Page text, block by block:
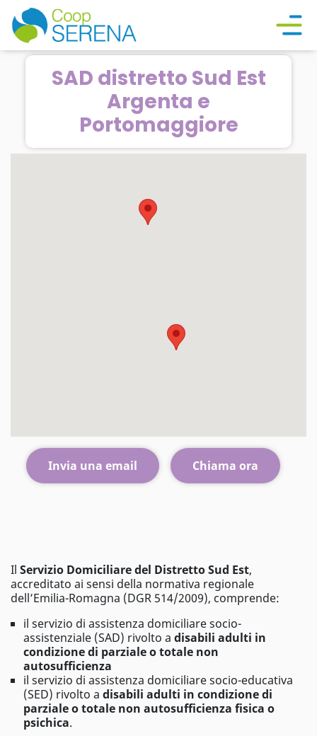
SAD distretto Sud Est
Argenta e
Portomaggiore
Invia una email Chiama ora
Il Servizio Domiciliare del Distretto Sud Est,
accreditato ai sensi della normativa regionale
dell’Emilia-Romagna (DGR 514/2009), comprende:
il servizio di assistenza domiciliare socio-
assistenziale (SAD) rivolto a disabili adulti in
condizione di parziale o totale non
autosufficienza
il servizio di assistenza domiciliare socio-educativa
(SED) rivolto a disabili adulti in condizione di
parziale o totale non autosufficienza fisica o
psichica.